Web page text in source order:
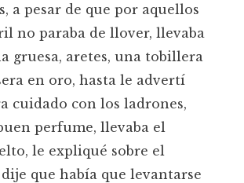
a pesar de que por aquellos
no paraba de llover, llevaba
gruesa, aretes, una tobillera
en oro, hasta le advertí
cuidado con los ladrones,
perfume, llevaba el
le expliqué sobre el
que había que levantarse